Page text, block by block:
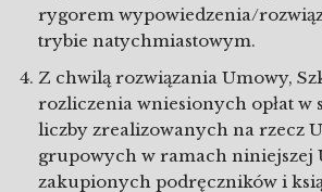
rygorem wypowiedzenia/
trybie natychmiastowym.
Z chwilą rozwiązania Umowy,
rozliczenia wniesionych opłat w
liczby zrealizowanych na rzecz
grupowych w ramach niniejszej
zakupionych podręczników i